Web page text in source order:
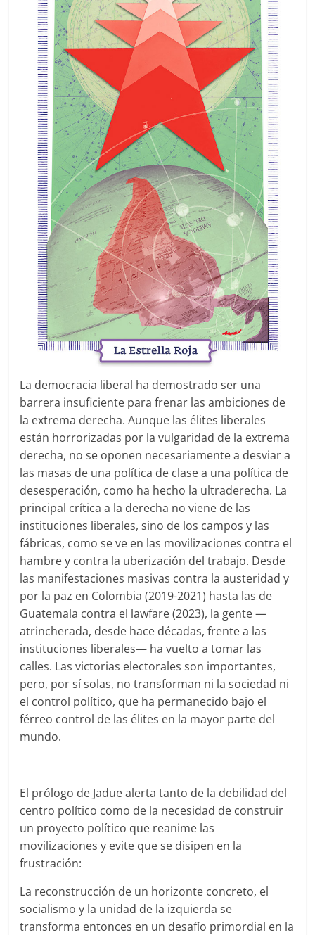
La democracia liberal ha demostrado ser una
barrera insuficiente para frenar las ambiciones de
la extrema derecha. Aunque las élites liberales
están horrorizadas por la vulgaridad de la extrema
derecha, no se oponen necesariamente a desviar a
las masas de una política de clase a una política de
desesperación, como ha hecho la ultraderecha. La
principal crítica a la derecha no viene de las
instituciones liberales, sino de los campos y las
fábricas, como se ve en las movilizaciones contra el
hambre y contra la uberización del trabajo. Desde
las manifestaciones masivas contra la austeridad y
por la paz en Colombia (2019-2021) hasta las de
Guatemala contra el lawfare (2023), la gente —
atrincherada, desde hace décadas, frente a las
instituciones liberales— ha vuelto a tomar las
calles. Las victorias electorales son importantes,
pero, por sí solas, no transforman ni la sociedad ni
el control político, que ha permanecido bajo el
férreo control de las élites en la mayor parte del
mundo.
El prólogo de Jadue alerta tanto de la debilidad del
centro político como de la necesidad de construir
un proyecto político que reanime las
movilizaciones y evite que se disipen en la
frustración:
La reconstrucción de un horizonte concreto, el
socialismo y la unidad de la izquierda se
transforma entonces en un desafío primordial en la